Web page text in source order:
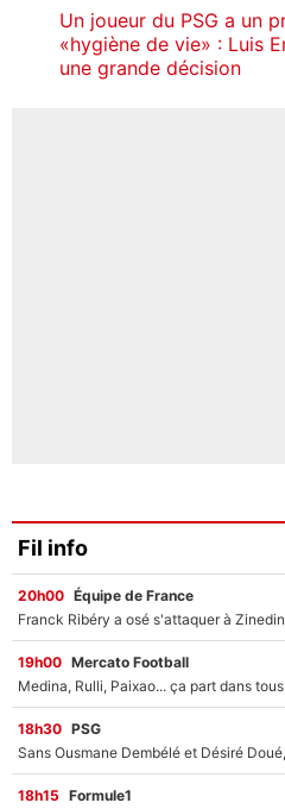
Un joueur du PSG a un
«hygiène de vie» : Luis
une grande décision
Fil info
20h00 Équipe de France
19h00 Mercato Football
18h30 PSG
18h15 Formule1